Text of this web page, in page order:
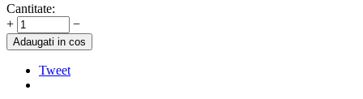
Cantitate:
+
−
Adaugati in cos
Tweet